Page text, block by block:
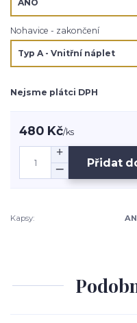
Nohavice - zakončení
Nejsme plátci DPH
480 Kč/ks
Přidat
Kapsy: